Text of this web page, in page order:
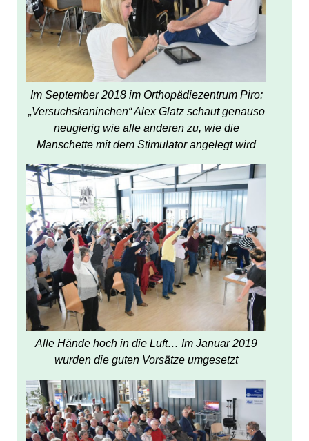
Im September 2018 im Orthopädiezentrum Piro:
„Versuchskaninchen“ Alex Glatz schaut genauso
neugierig wie alle anderen zu, wie die
Manschette mit dem Stimulator angelegt wird
Alle Hände hoch in die Luft… Im Januar 2019
wurden die guten Vorsätze umgesetzt